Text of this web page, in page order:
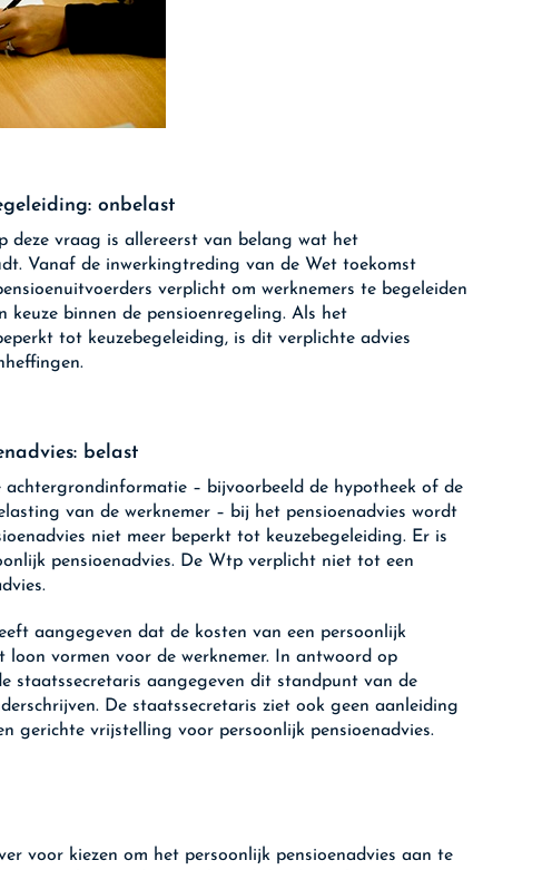
onbelast
deze vraag is allereerst van belang wat het
Vanaf de inwerkingtreding van de Wet toekomst
verplicht om werknemers te begeleiden
keuze binnen de pensioenregeling. Als het
tot keuzebegeleiding, is dit verplichte advies
belast
achtergrondinformatie – bijvoorbeeld de hypotheek of de
van de werknemer – bij het pensioenadvies wordt
niet meer beperkt tot keuzebegeleiding. Er is
pensioenadvies. De Wtp verplicht niet tot een
aangegeven dat de kosten van een persoonlijk
loon vormen voor de werknemer. In antwoord op
staatssecretaris aangegeven dit standpunt van de
De staatssecretaris ziet ook geen aanleiding
gerichte vrijstelling voor persoonlijk pensioenadvies.
voor kiezen om het persoonlijk pensioenadvies aan te